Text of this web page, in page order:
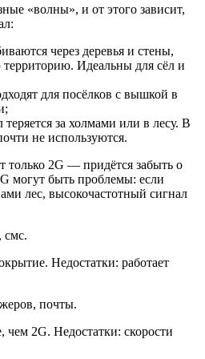
«волны», и от этого зависит,
через деревья и стены,
Идеальны для сёл и
для посёлков с вышкой в
за холмами или в лесу. В
не используются.
только 2G — придётся забыть о
могут быть проблемы: если
лес, высокочастотный сигнал
смс.
Недостатки: работает
почты.
чем 2G. Недостатки: скорости